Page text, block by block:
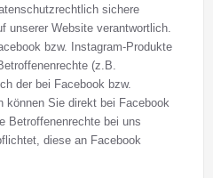
sichere
unserer Website verantwortlich.
bzw. Instagram-Produkte
(z.B.
der bei Facebook bzw.
können Sie direkt bei Facebook
Betroffenenrechte bei uns
diese an Facebook